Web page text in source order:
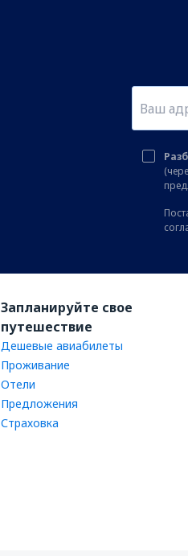
Запланируйте свое
путешествие
Дешевые авиабилеты
Проживание
Отели
Предложения
Страховка